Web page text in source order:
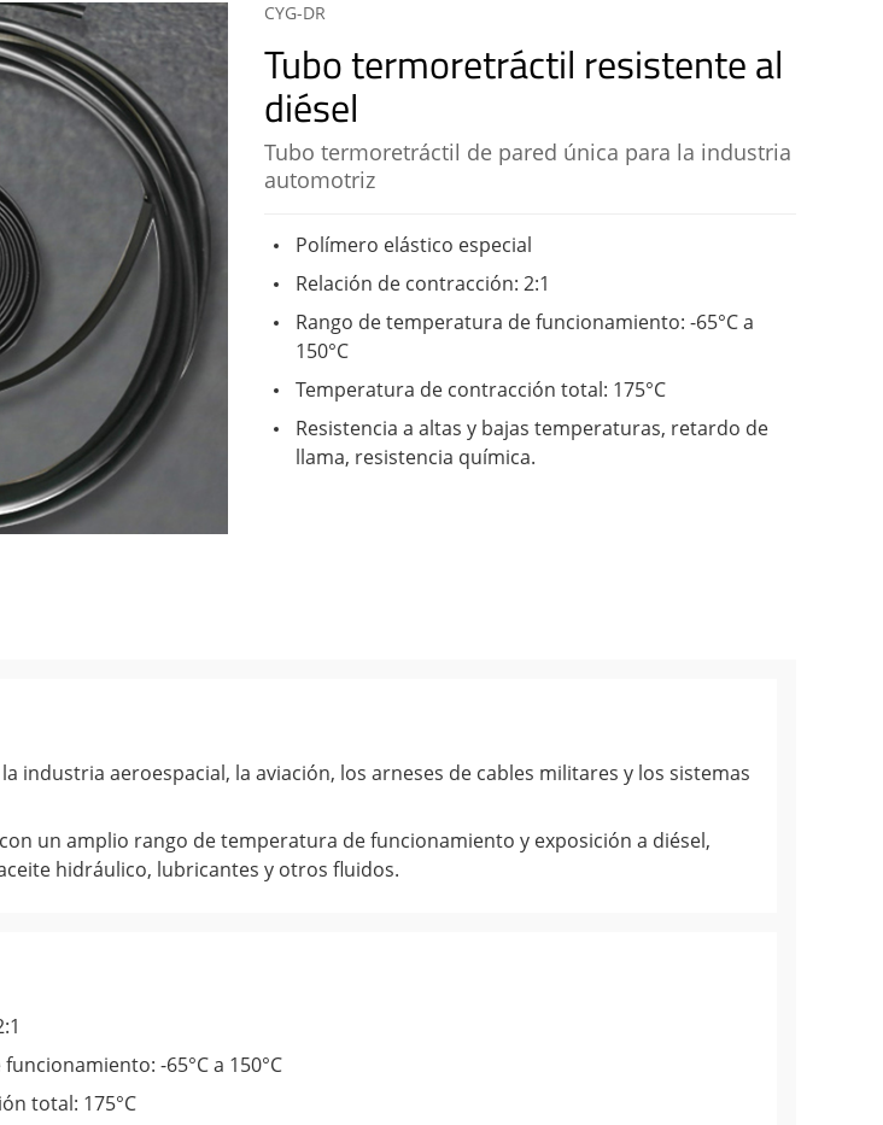
CYG-DR
Tubo termoretráctil resistente al
diésel
Tubo termoretráctil de pared única para la industria
automotriz
Polímero elástico especial
Relación de contracción: 2:1
Rango de temperatura de funcionamiento: -65°C a
150°C
Temperatura de contracción total: 175°C
Resistencia a altas y bajas temperaturas, retardo de
llama, resistencia química.
industria aeroespacial, la aviación, los arneses de cables militares y los sistemas
un amplio rango de temperatura de funcionamiento y exposición a diésel,
hidráulico, lubricantes y otros fluidos.
-65°C a 150°C
total: 175°C